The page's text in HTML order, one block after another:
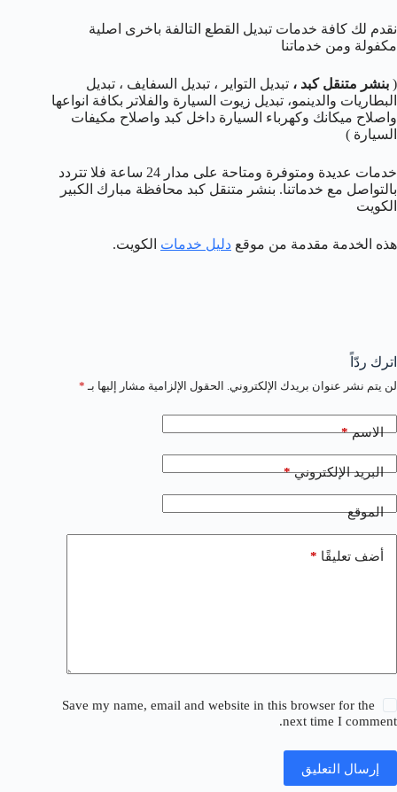
نقدم لك كافة خدمات تبديل القطع التالفة باخرى اصلية
مكفولة ومن خدماتنا
( بنشر متنقل كبد ، تبديل التواير ، تبديل السفايف ، تبديل
البطاريات والدينمو، تبديل زيوت السيارة والفلاتر بكافة انواعها
واصلاح ميكانك وكهرباء السيارة داخل كبد واصلاح مكيفات
السيارة )
خدمات عديدة ومتوفرة ومتاحة على مدار 24 ساعة فلا تتردد
بالتواصل مع خدماتنا. بنشر متنقل كبد محافظة مبارك الكبير
الكويت
هذه الخدمة مقدمة من موقع دليل خدمات الكويت.
اترك ردّاً
لن يتم نشر عنوان بريدك الإلكتروني. الحقول الإلزامية مشار إليها بـ *
الاسم*
البريد الإلكتروني*
الموقع
أضف تعليقًا *
Save my name, email and website in this browser for the
next time I comment.
إرسال التعليق